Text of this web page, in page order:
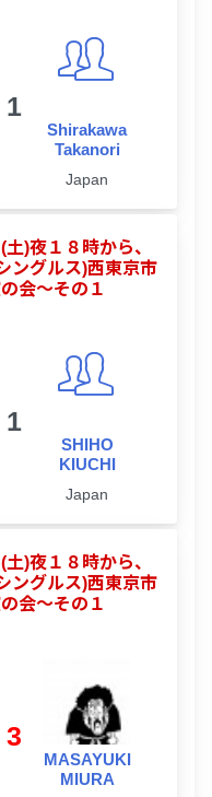
1
Shirakawa
Takanori
Japan
)夜１８時から、
ングルス)西東京市
会～その１
1
SHIHO
KIUCHI
Japan
)夜１８時から、
ングルス)西東京市
会～その１
3
MASAYUKI
MIURA